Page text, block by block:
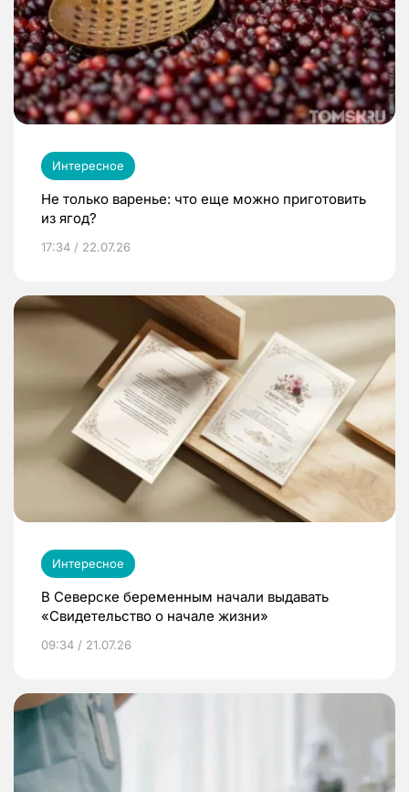
Интересное
Не только варенье: что еще можно приготовить
из ягод?
17:34 / 22.07.26
Интересное
В Северске беременным начали выдавать
«Свидетельство о начале жизни»
09:34 / 21.07.26